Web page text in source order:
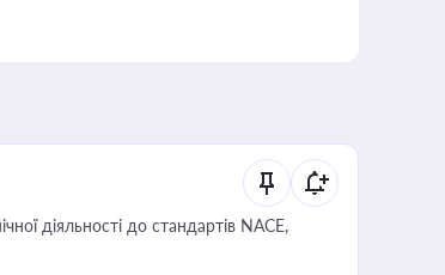
діяльності до стандартів NACE,